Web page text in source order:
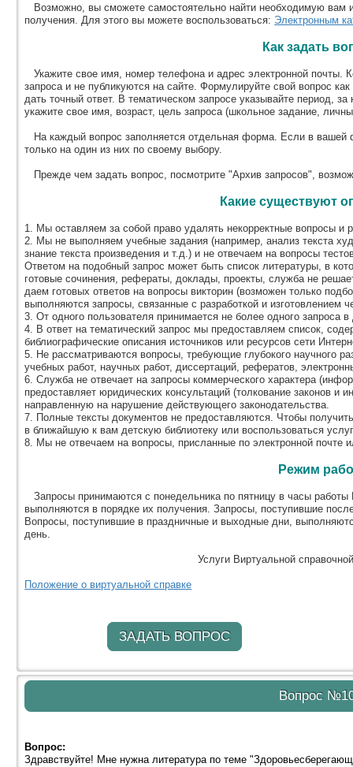
Возможно, вы сможете самостоятельно найти необходимую
получения. Для этого вы можете воспользоваться: Электронным
Как задать
Укажите свое имя, номер телефона и адрес электронной почты.
запроса и не публикуются на сайте. Формулируйте свой вопрос
дать точный ответ. В тематическом запросе указывайте период,
укажите свое имя, возраст, цель запроса (школьное задание,
На каждый вопрос заполняется отдельная форма. Если в вашей
только на один из них по своему выбору.
Прежде чем задать вопрос, посмотрите "Архив запросов",
Какие существуют
1. Мы оставляем за собой право удалять некорректные вопросы и
2. Мы не выполняем учебные задания (например, анализ текста
знание текста произведения и т.д.) и не отвечаем на вопросы
Ответом на подобный запрос может быть список литературы, в
готовые сочинения, рефераты, доклады, проекты, служба не
даем готовых ответов на вопросы викторин (возможен только
выполняются запросы, связанные с разработкой и изготовлением
3. От одного пользователя принимается не более одного запроса в
4. В ответ на тематический запрос мы предоставляем список,
библиографические описания источников или ресурсов сети
5. Не рассматриваются вопросы, требующие глубокого научного
учебных работ, научных работ, диссертаций, рефератов,
6. Служба не отвечает на запросы коммерческого характера
предоставляет юридических консультаций (толкование законов
направленную на нарушение действующего законодательства.
7. Полные тексты документов не предоставляются. Чтобы
в ближайшую к вам детскую библиотеку или воспользоваться
8. Мы не отвечаем на вопросы, присланные по электронной почте
Режим
Запросы принимаются с понедельника по пятницу в часы
выполняются в порядке их получения. Запросы, поступившие
Вопросы, поступившие в праздничные и выходные дни,
день.
Услуги Виртуальной
Положение о виртуальной справке
ЗАДАТЬ ВОПРОС
Вопрос
Вопрос:
Здравствуйте! Мне нужна литература по теме